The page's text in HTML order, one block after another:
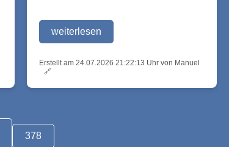
weiterlesen
Erstellt am 24.07.2026 21:22:13 Uhr von Manuel
🔗
378